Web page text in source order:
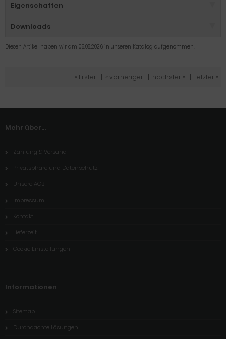
Eigenschaften
Downloads
Diesen Artikel haben wir am 05.08.2026 in unseren Katalog aufgenommen.
« Erster « vorheriger nächster » Letzter »
Mehr über...
Zahlung & Versand
Privatsphäre und Datenschutz
Unsere AGB
Impressum
Kontakt
Lieferzeit
Cookie Einstellungen
Informationen
Sitemap
Durchdachte Lösungen